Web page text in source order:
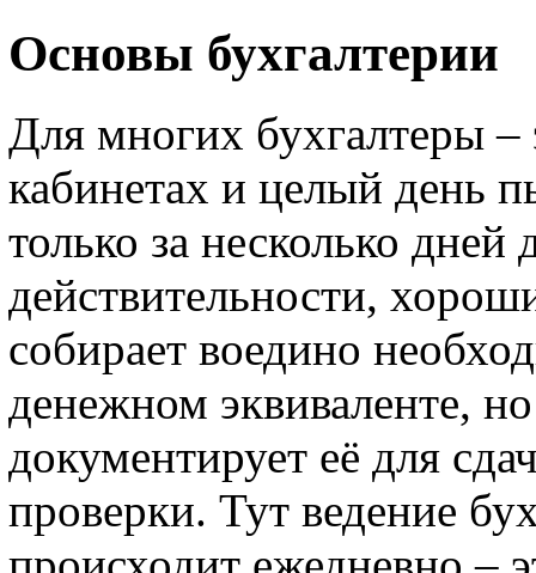
Основы бухгалтерии
Для многих бухгалтеры –
кабинетах и целый день
только за несколько
действительности,
собирает воедино
денежном эквиваленте,
документирует её для
проверки. Тут ведение